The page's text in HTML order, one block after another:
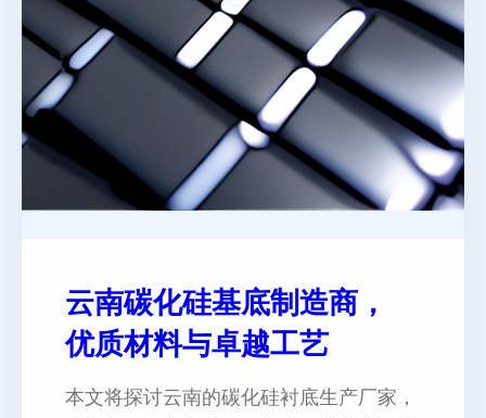
云南碳化硅基底制造商，
优质材料与卓越工艺
本文将探讨云南的碳化硅衬底生产厂家，